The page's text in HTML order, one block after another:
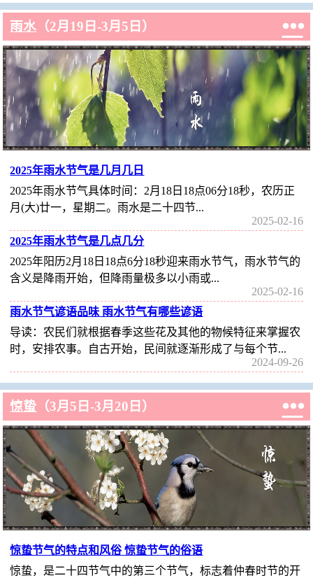
雨水 （2月19日-3月5日） 
2025年雨水节气是几月几日
2025年雨水节气具体时间：2月18日18点06分18秒，农历正
月(大)廿一，星期二。雨水是二十四节...
2025-02-16
2025年雨水节气是几点几分
2025年阳历2月18日18点6分18秒迎来雨水节气，雨水节气的
含义是降雨开始，但降雨量极多以小雨或...
2025-02-16
雨水节气谚语品味 雨水节气有哪些谚语
导读：农民们就根据春季这些花及其他的物候特征来掌握农
时，安排农事。自古开始，民间就逐渐形成了与每个节...
2024-09-26
惊蛰 （3月5日-3月20日） 
惊蛰节气的特点和风俗 惊蛰节气的俗语
惊蛰，是二十四节气中的第三个节气，标志着仲春时节的开